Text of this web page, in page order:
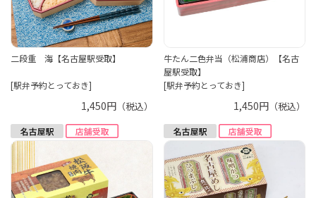
二段重 海【名古屋駅受取】
[駅弁予約とっておき]
1,450円（税込）
牛たん二色弁当（松浦商店）【名古
屋駅受取】
[駅弁予約とっておき]
1,450円 （税込）